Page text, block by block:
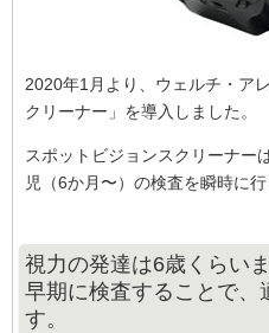
2020年1⽉より、ウェルチ・ア
クリーナー」を導⼊しました。
スポットビジョンスクリーナー
児（6か⽉〜）の検査を瞬時に⾏
視力の発達は6歳くらいま
早期に検査することで、
す。